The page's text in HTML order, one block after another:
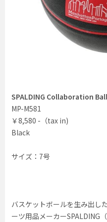
SPALDING Collaboration Ball
MP-M581
￥8,580 -（tax in)
Black
サイズ：7号
バスケットボールを生み出し
ーツ用品メーカーSPALDING